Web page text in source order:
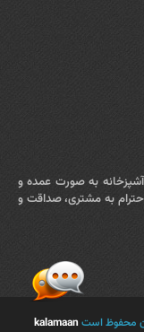
آشپزخانه به صورت عمده و
ارزش اصلی خود، احترام به مشتری، صداقت و
kalamaan